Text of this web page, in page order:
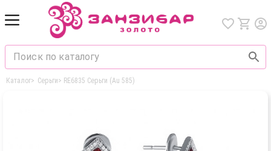
Каталог> Серьги> RE6835 Серьги (Au 585)